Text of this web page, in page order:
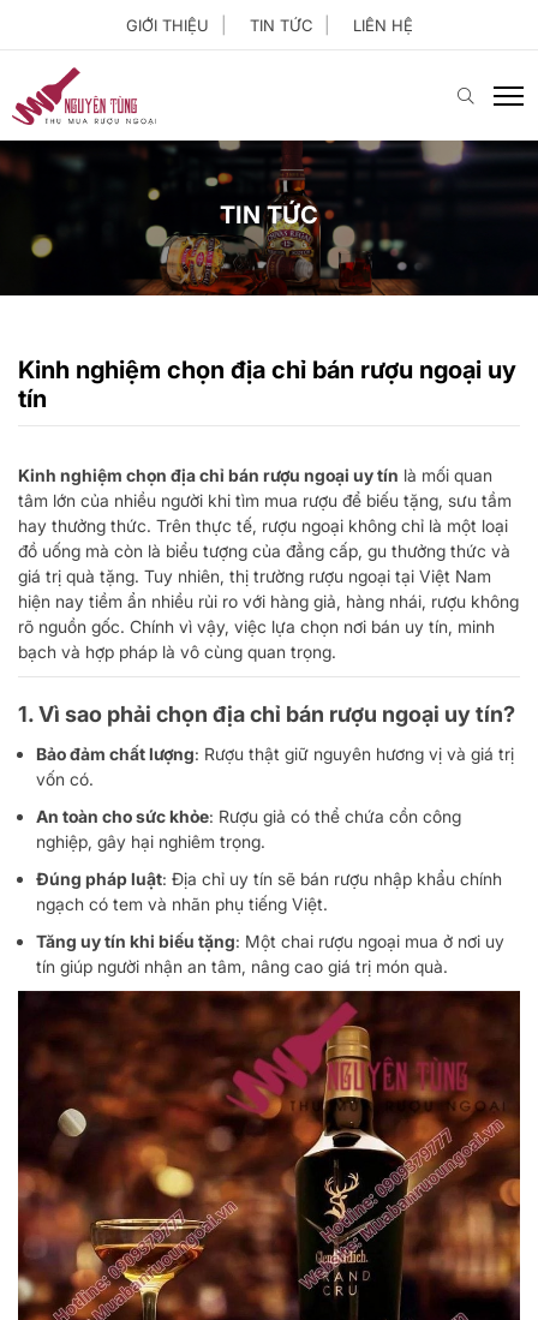
GIỚI THIỆU TIN TỨC LIÊN HỆ
TIN TỨC
Kinh nghiệm chọn địa chỉ bán rượu ngoại uy
tín
Kinh nghiệm chọn địa chỉ bán rượu ngoại uy tín là mối quan
tâm lớn của nhiều người khi tìm mua rượu để biếu tặng, sưu tầm
hay thưởng thức. Trên thực tế, rượu ngoại không chỉ là một loại
đồ uống mà còn là biểu tượng của đẳng cấp, gu thưởng thức và
giá trị quà tặng. Tuy nhiên, thị trường rượu ngoại tại Việt Nam
hiện nay tiềm ẩn nhiều rủi ro với hàng giả, hàng nhái, rượu không
rõ nguồn gốc. Chính vì vậy, việc lựa chọn nơi bán uy tín, minh
bạch và hợp pháp là vô cùng quan trọng.
1. Vì sao phải chọn địa chỉ bán rượu ngoại uy tín?
Bảo đảm chất lượng: Rượu thật giữ nguyên hương vị và giá trị
vốn có.
An toàn cho sức khỏe: Rượu giả có thể chứa cồn công
nghiệp, gây hại nghiêm trọng.
Đúng pháp luật: Địa chỉ uy tín sẽ bán rượu nhập khẩu chính
ngạch có tem và nhãn phụ tiếng Việt.
Tăng uy tín khi biếu tặng: Một chai rượu ngoại mua ở nơi uy
tín giúp người nhận an tâm, nâng cao giá trị món quà.